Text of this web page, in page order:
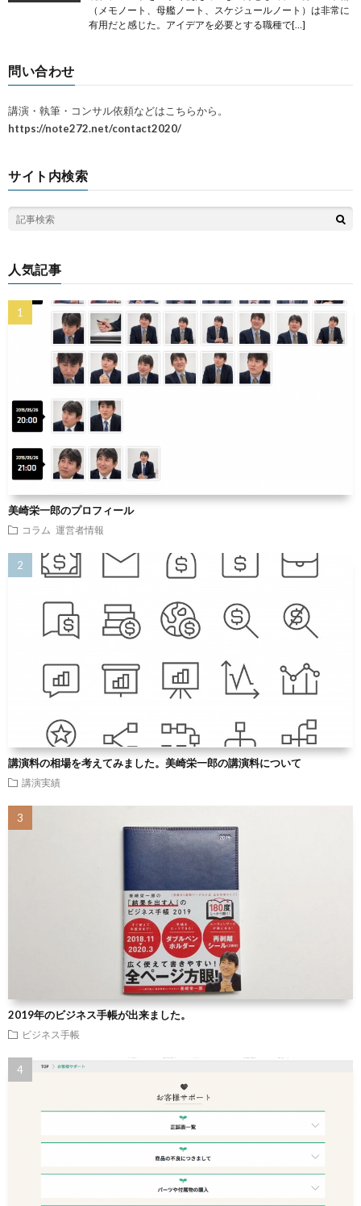
（メモノート、母艦ノート、スケジュールノート）は非常に
有用だと感じた。アイデアを必要とする職種で[…]
問い合わせ
講演・執筆・コンサル依頼などはこちらから。
https://note272.net/contact2020/
サイト内検索
人気記事
美崎栄一郎のプロフィール
コラム 運営者情報
講演料の相場を考えてみました。美崎栄一郎の講演料について
講演実績
2019年のビジネス手帳が出来ました。
ビジネス手帳